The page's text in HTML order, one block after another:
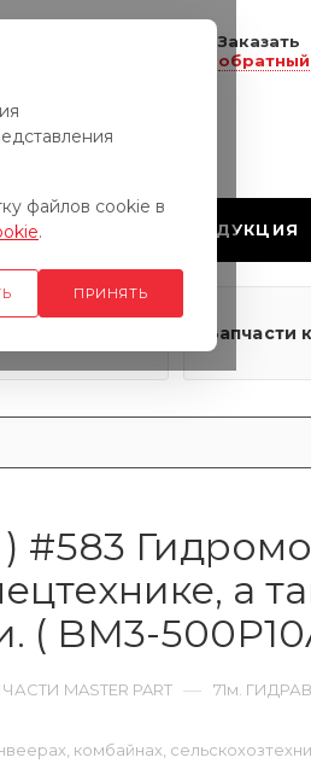
Заказать
ПРОДУКЦИЯ
к грузовым
Запчасти
#583
а
( BM3-
MASTER PART — 71м.
комбайнах,
файлов cookie в
.
ПРИНЯТЬ